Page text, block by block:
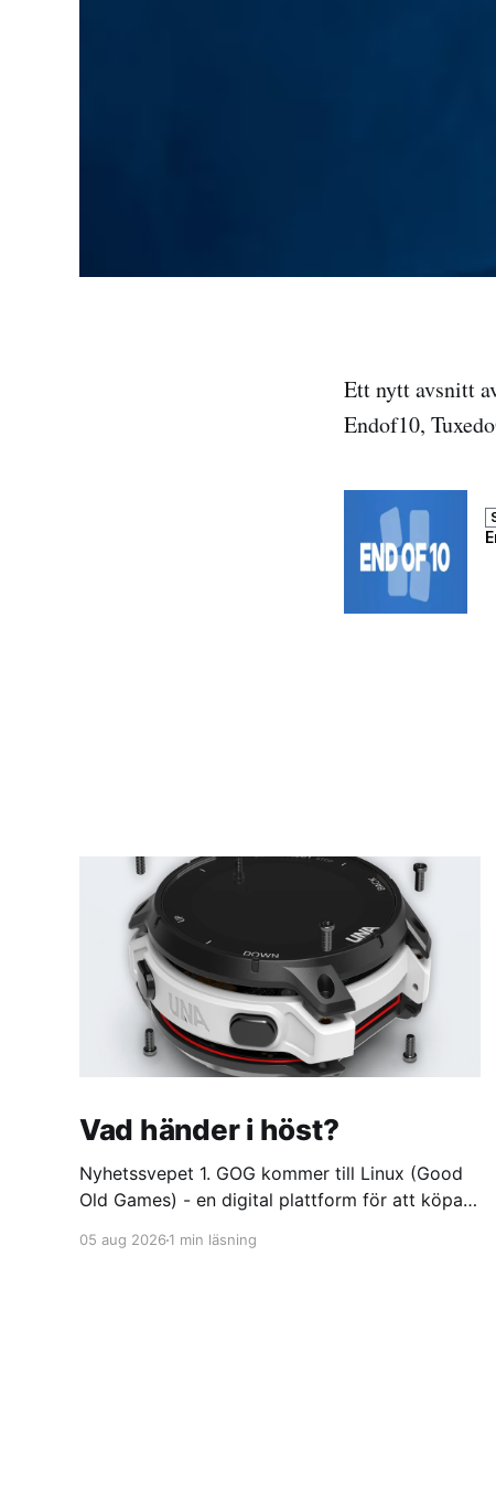
Ett nytt avsnitt
Endof10,
Vad händer i höst?
Nyhetssvepet 1. GOG kommer till Linux (Good
Old Games) - en digital plattform för att köpa
https://itsfoss.com/news/gog-galaxy-is-
05 aug 2026 1 min läsning